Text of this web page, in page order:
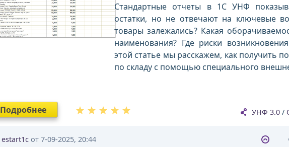
Стандартные отчеты в 1С УНФ
остатки, но не отвечают на ключевые
товары залежались? Какая
наименования? Где риски
этой статье мы расскажем, как получить
по складу с помощью специального
УНФ 3.0/
Подробнее
estart1cот 7-09-2025, 20:44